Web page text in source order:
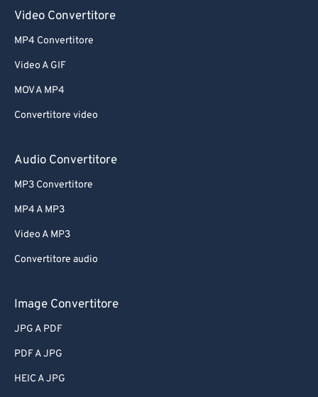
Video Convertitore
MP4 Convertitore
Video A GIF
MOV A MP4
Convertitore video
Audio Convertitore
MP3 Convertitore
MP4 A MP3
Video A MP3
Convertitore audio
Image Convertitore
JPG A PDF
PDF A JPG
HEIC A JPG